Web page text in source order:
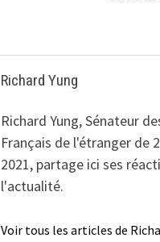
Richard Yung
Richard Yung, Sénateur
Français de l'étranger de
2021, partage ici ses
l'actualité.
Voir tous les articles de